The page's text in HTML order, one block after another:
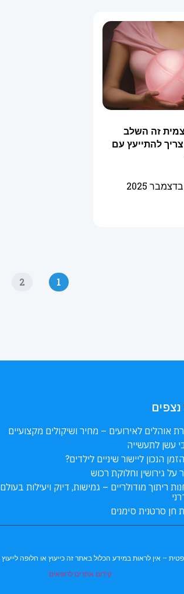
זה השלב
להתייעץ עם
1
2
נצפים
אוהלים לאירועים – מחיר ושיקולים מקצועיים
עשן לתעשייה
הנכון ליישור שיניים לילדים?
על גירושין וחלוקת רכוש
ריתוך מודולריים – גמישות, דיוק ויעילות
חן סרטנית סימנים
– אין לראות במידע הכלול באתר זה כייעוץ או חלופה
קידום אתרים לרופאים